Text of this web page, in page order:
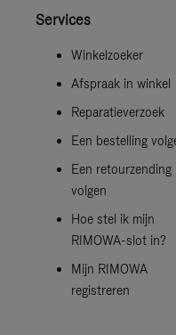
Services
Winkelzoeker
Afspraak in winkel
Reparatieverzoek
Een bestelling
Een retourzending
volgen
Hoe stel ik mijn
RIMOWA-slot in?
Mijn RIMOWA
registreren